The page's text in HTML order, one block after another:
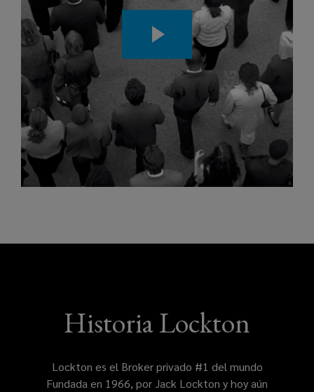
Historia Lockton
Lockton es el Broker privado #1 del mundo
Fundada en 1966, por Jack Lockton y hoy aún